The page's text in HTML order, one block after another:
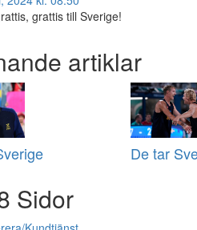
grattis till Sverige!
artiklar
De tar
Sidor